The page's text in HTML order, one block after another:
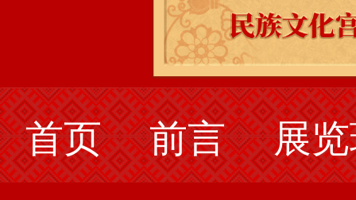
首页 前言 展